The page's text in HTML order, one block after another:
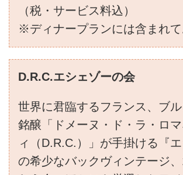
（税・サービス料込）
※ディナープランには含まれ
D.R.C.エシェゾーの会
世界に君臨するフランス、ブ
銘醸「ドメーヌ・ド・ラ・ロ
ィ（D.R.C.）」が手掛ける『エ
の希少なバックヴィンテージ